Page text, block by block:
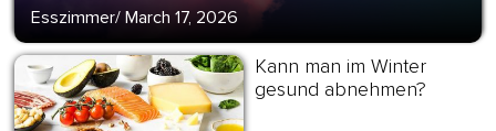
Esszimmer/ March 17, 2026
Kann man im Winter
gesund abnehmen?